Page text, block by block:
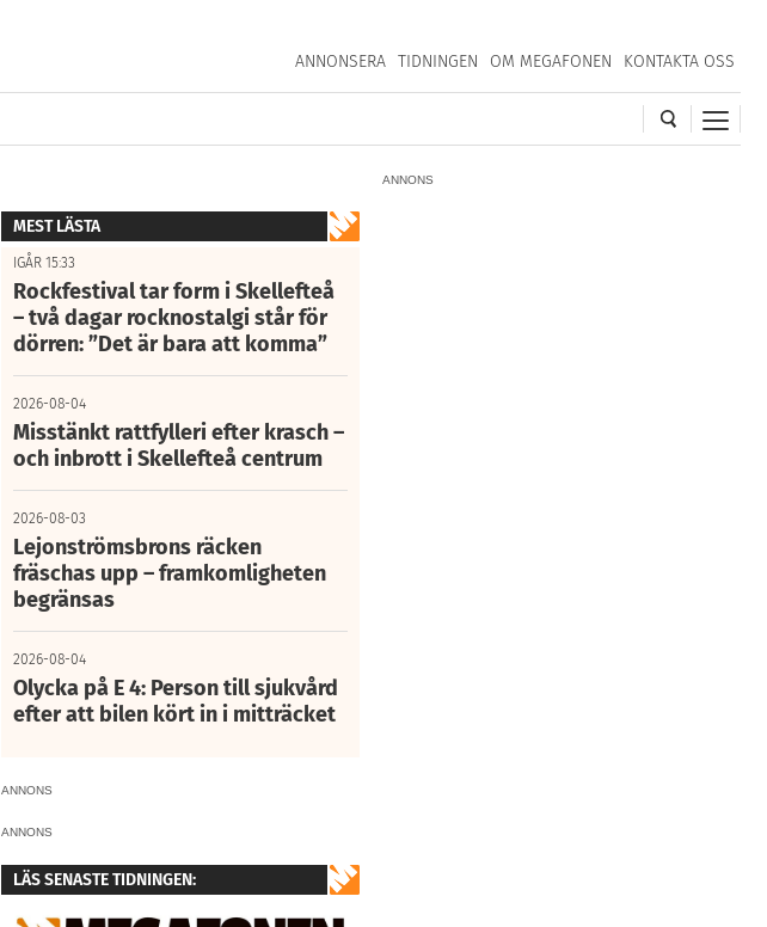
ANNONSERA TIDNINGEN OM MEGAFONEN KONTAKTA OSS
ANNONS
MEST LÄSTA
IGÅR 15:33
Rockfestival tar form i Skellefteå
– två dagar rocknostalgi står för
dörren: ”Det är bara att komma”
2026-08-04
Misstänkt rattfylleri efter krasch –
och inbrott i Skellefteå centrum
2026-08-03
Lejonströmsbrons räcken
fräschas upp – framkomligheten
begränsas
2026-08-04
Olycka på E 4: Person till sjukvård
efter att bilen kört in i mitträcket
ANNONS
ANNONS
LÄS SENASTE TIDNINGEN: